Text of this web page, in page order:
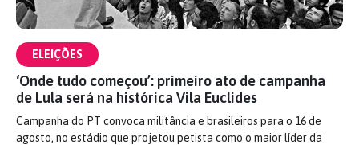
ELEIÇÕES
‘Onde tudo começou’: primeiro ato de campanha
de Lula será na histórica Vila Euclides
Campanha do PT convoca militância e brasileiros para o 16 de
agosto, no estádio que projetou petista como o maior líder da